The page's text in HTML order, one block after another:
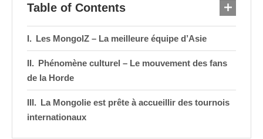
Table of Contents
Les MongolZ – La meilleure équipe d’Asie
Phénomène culturel – Le mouvement des fans
de la Horde
La Mongolie est prête à accueillir des tournois
internationaux